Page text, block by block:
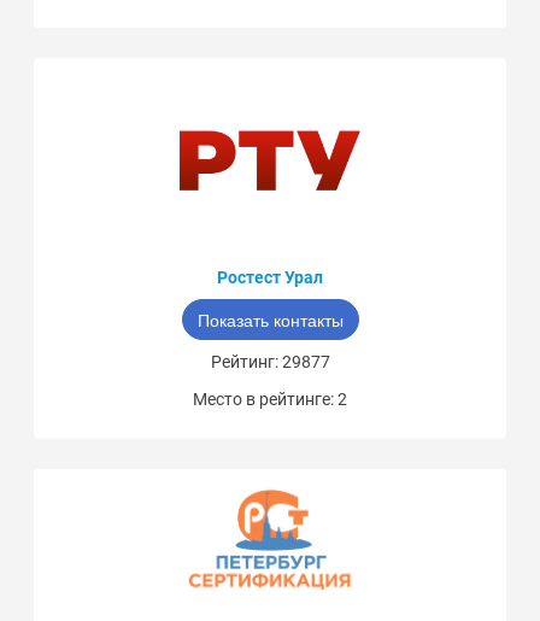
Ростест Урал
Показать контакты
Рейтинг: 29877
Место в рейтинге: 2